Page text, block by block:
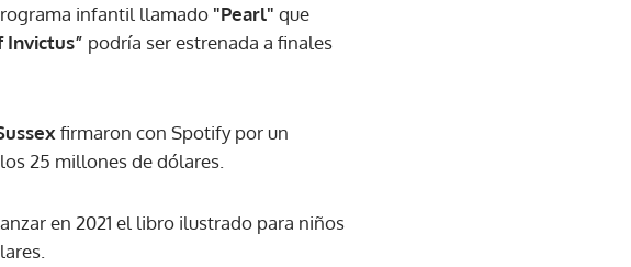
infantil llamado "Pearl" que
Invictus” podría ser estrenada a finales
firmaron con Spotify por un
25 millones de dólares.
en 2021 el libro ilustrado para niños